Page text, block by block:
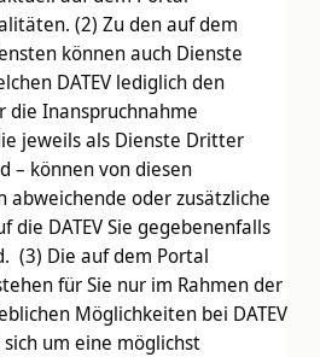
(2) Zu den auf dem
können auch Dienste
DATEV lediglich den
Inanspruchnahme
jeweils als Dienste Dritter
– können von diesen
abweichende oder zusätzliche
die DATEV Sie gegebenenfalls
(3) Die auf dem Portal
für Sie nur im Rahmen der
Möglichkeiten bei DATEV
um eine möglichst